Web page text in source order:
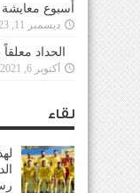
أسبوع
ديسمبر 11, 2023
الحداد
أكتوبر 6, 2021
لقاء